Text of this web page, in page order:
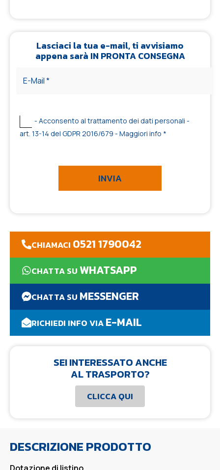
Lasciaci la tua e-mail, ti avvisiamo
appena sarà IN PRONTA CONSEGNA
- Acconsento al trattamento dei dati personali -
art. 13-14 del GDPR 2016/679 - Maggiori info *
CHIAMACI 0521 1790042
CHATTA SUWHATSAPP
CHATTA SU MESSENGER
RICHIEDI INFO VIAE-MAIL
SEI INTERESSATO ANCHE
AL TRASPORTO?
CLICCA QUI
DESCRIZIONE PRODOTTO